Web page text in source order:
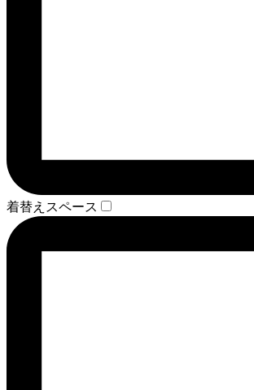
着替えスペース